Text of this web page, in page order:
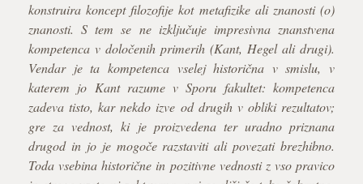
konstruira koncept filozofije kot metafizike ali znanosti (o)
znanosti. S tem se ne izključuje impresivna znanstvena
kompetenca v določenih primerih (Kant, Hegel ali drugi).
Vendar je ta kompetenca vselej historična v smislu, v
katerem jo Kant razume v Sporu fakultet: kompetenca
zadeva tisto, kar nekdo izve od drugih v obliki rezultatov;
gre za vednost, ki je proizvedena ter uradno priznana
drugod in jo je mogoče razstaviti ali povezati brezhibno.
Toda vsebina historične in pozitivne vednosti z vso pravico